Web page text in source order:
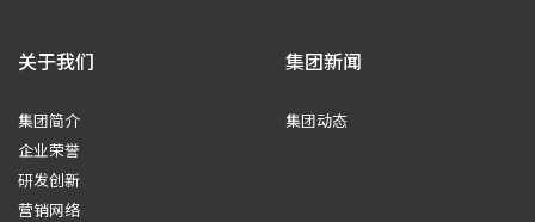
关于我们
集团简介
企业荣誉
研发创新
营销网络
集团新闻
集团动态